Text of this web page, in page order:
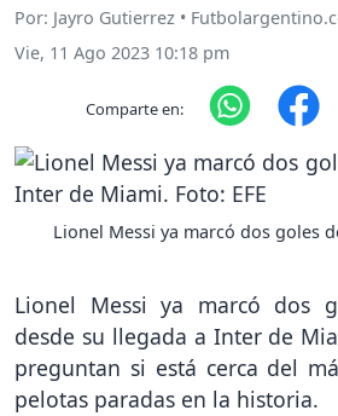
Por: Jayro Gutierrez •
Vie, 11 Ago 2023 10:18 pm
Comparte en:
Lionel Messi ya marcó dos goles
Lionel Messi ya marcó dos
desde su llegada a Inter de
preguntan si está cerca del
pelotas paradas en la historia.